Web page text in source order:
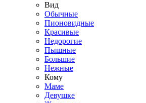
Вид
Обычные
Пионовидные
Красивые
Недорогие
Пышные
Большие
Нежные
Кому
Маме
Девушке